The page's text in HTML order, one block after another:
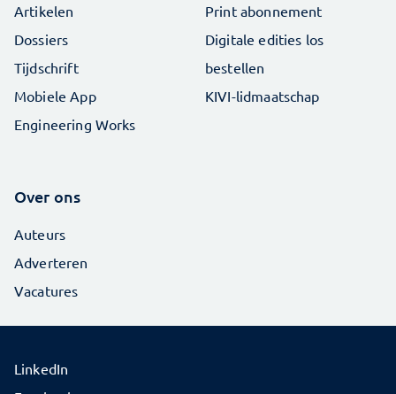
Artikelen
Dossiers
Tijdschrift
Mobiele App
Engineering Works
Print abonnement
Digitale edities los
bestellen
KIVI-lidmaatschap
Over ons
Auteurs
Adverteren
Vacatures
LinkedIn